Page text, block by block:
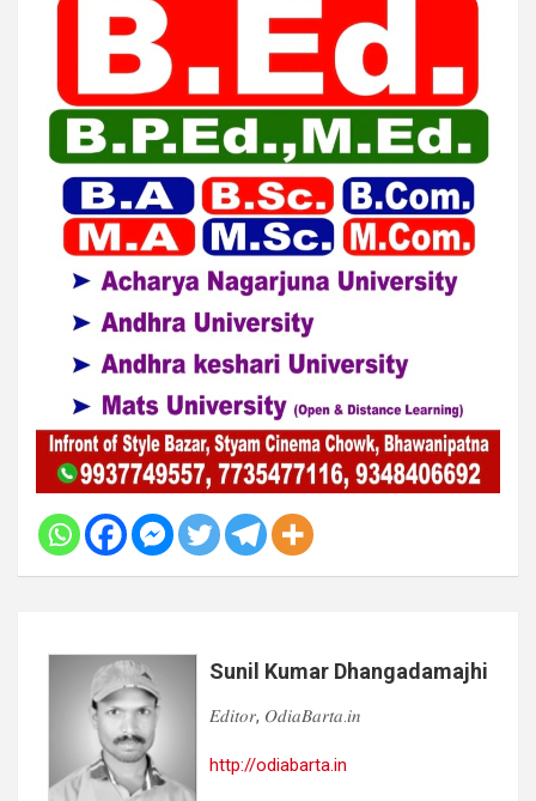
Sunil Kumar Dhangadamajhi
𝐸𝑑𝑖𝑡𝑜𝑟, 𝑂𝑑𝑖𝑎𝐵𝑎𝑟𝑡𝑎.𝑖𝑛
http://odiabarta.in